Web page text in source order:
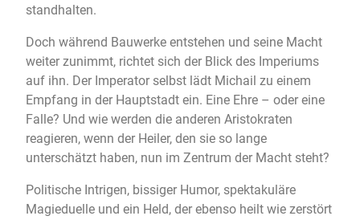
standhalten.
Doch während Bauwerke entstehen und seine Macht
weiter zunimmt, richtet sich der Blick des Imperiums
auf ihn. Der Imperator selbst lädt Michail zu einem
Empfang in der Hauptstadt ein. Eine Ehre – oder eine
Falle? Und wie werden die anderen Aristokraten
reagieren, wenn der Heiler, den sie so lange
unterschätzt haben, nun im Zentrum der Macht steht?
Politische Intrigen, bissiger Humor, spektakuläre
Magieduelle und ein Held, der ebenso heilt wie zerstört